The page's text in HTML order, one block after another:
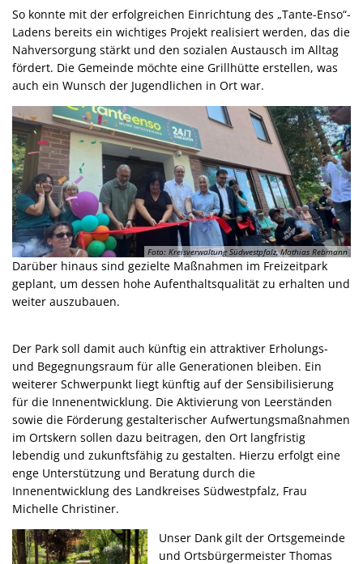
So konnte mit der erfolgreichen Einrichtung des „Tante-Enso“-
Ladens bereits ein wichtiges Projekt realisiert werden, das die
Nahversorgung stärkt und den sozialen Austausch im Alltag
fördert. Die Gemeinde möchte eine Grillhütte erstellen, was
auch ein Wunsch der Jugendlichen in Ort war.
Foto: Kreisverwaltung Südwestpfalz, Mathias Rebmann
Darüber hinaus sind gezielte Maßnahmen im Freizeitpark
geplant, um dessen hohe Aufenthaltsqualität zu erhalten und
weiter auszubauen.
Der Park soll damit auch künftig ein attraktiver Erholungs-
und Begegnungsraum für alle Generationen bleiben. Ein
weiterer Schwerpunkt liegt künftig auf der Sensibilisierung
für die Innenentwicklung. Die Aktivierung von Leerständen
sowie die Förderung gestalterischer Aufwertungsmaßnahmen
im Ortskern sollen dazu beitragen, den Ort langfristig
lebendig und zukunftsfähig zu gestalten. Hierzu erfolgt eine
enge Unterstützung und Beratung durch die
Innenentwicklung des Landkreises Südwestpfalz, Frau
Michelle Christiner.
Unser Dank gilt der Ortsgemeinde
und Ortsbürgermeister Thomas